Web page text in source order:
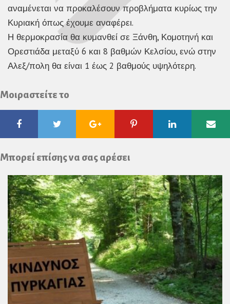
αναμένεται να προκαλέσουν προβλήματα κυρίως την
Κυριακή όπως έχουμε αναφέρει.
Η θερμοκρασία θα κυμανθεί σε Ξάνθη, Κομοτηνή και
Ορεστιάδα μεταξύ 6 και 8 βαθμών Κελσίου, ενώ στην
Αλεξ/πολη θα είναι 1 έως 2 βαθμούς υψηλότερη.
Μοιραστείτε το
FacebookTwitter Google
Plus
Pinterest Linkedin
Μπορεί επίσης να σας αρέσει